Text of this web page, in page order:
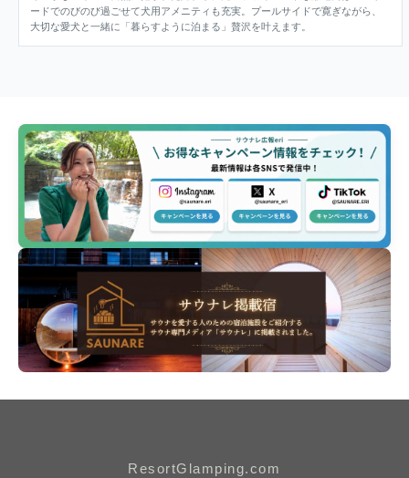
ードでのびのび過ごせて犬用アメニティも充実。プールサイドで寛ぎながら、
大切な愛犬と一緒に「暮らすように泊まる」贅沢を叶えます。
ResortGlamping.com